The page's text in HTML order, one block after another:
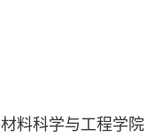
材料科学与工程学院